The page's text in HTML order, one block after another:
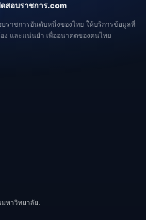
ดสอบราชการ.com
ราชการอันดับหนึ่งของไทย ให้บริการข้อมูลที่
อง และแน่นยำ เพื่ออนาคตของคนไทย
หาวิทยาลัย.